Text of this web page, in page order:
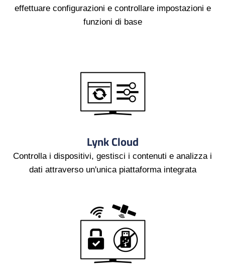
effettuare configurazioni e controllare impostazioni e
funzioni di base
Lynk Cloud
Controlla i dispositivi, gestisci i contenuti e analizza i
dati attraverso un'unica piattaforma integrata